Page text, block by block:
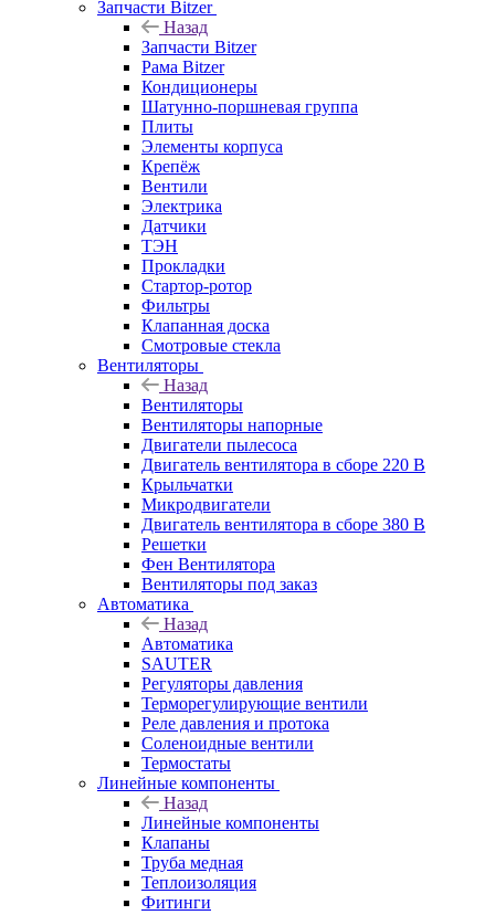
Запчасти Bitzer
Назад
Запчасти Bitzer
Рама Bitzer
Кондиционеры
Шатунно-поршневая группа
Плиты
Элементы корпуса
Крепёж
Вентили
Электрика
Датчики
ТЭН
Прокладки
Стартор-ротор
Фильтры
Клапанная доска
Смотровые стекла
Вентиляторы
Назад
Вентиляторы
Вентиляторы напорные
Двигатели пылесоса
Двигатель вентилятора в сборе 220 В
Крыльчатки
Микродвигатели
Двигатель вентилятора в сборе 380 В
Решетки
Фен Вентилятора
Вентиляторы под заказ
Автоматика
Назад
Автоматика
SAUTER
Регуляторы давления
Терморегулирующие вентили
Реле давления и протока
Соленоидные вентили
Термостаты
Линейные компоненты
Назад
Линейные компоненты
Клапаны
Труба медная
Теплоизоляция
Фитинги